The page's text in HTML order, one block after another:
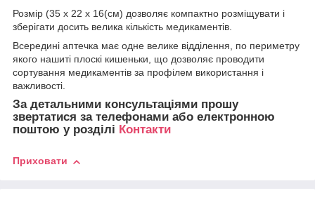
Розмір (35 x 22 x 16(см) дозволяє компактно розміщувати і
зберігати досить велика кількість медикаментів.
Всередині аптечка має одне велике відділення, по периметру
якого нашиті плоскі кишеньки, що дозволяє проводити
сортування медикаментів за профілем використання і
важливості.
За детальними консультаціями прошу
звертатися за телефонами або електронною
поштою у розділі Контакти
Приховати